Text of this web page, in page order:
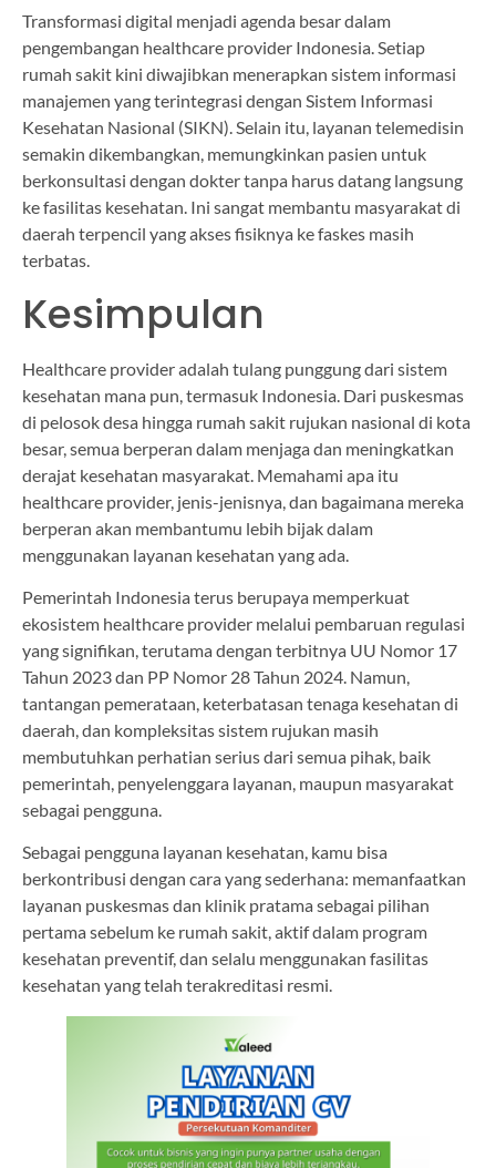
Transformasi digital menjadi agenda besar dalam
pengembangan healthcare provider Indonesia. Setiap
rumah sakit kini diwajibkan menerapkan sistem informasi
manajemen yang terintegrasi dengan Sistem Informasi
Kesehatan Nasional (SIKN). Selain itu, layanan telemedisin
semakin dikembangkan, memungkinkan pasien untuk
berkonsultasi dengan dokter tanpa harus datang langsung
ke fasilitas kesehatan. Ini sangat membantu masyarakat di
daerah terpencil yang akses fisiknya ke faskes masih
terbatas.
Kesimpulan
Healthcare provider adalah tulang punggung dari sistem
kesehatan mana pun, termasuk Indonesia. Dari puskesmas
di pelosok desa hingga rumah sakit rujukan nasional di kota
besar, semua berperan dalam menjaga dan meningkatkan
derajat kesehatan masyarakat. Memahami apa itu
healthcare provider, jenis-jenisnya, dan bagaimana mereka
berperan akan membantumu lebih bijak dalam
menggunakan layanan kesehatan yang ada.
Pemerintah Indonesia terus berupaya memperkuat
ekosistem healthcare provider melalui pembaruan regulasi
yang signifikan, terutama dengan terbitnya UU Nomor 17
Tahun 2023 dan PP Nomor 28 Tahun 2024. Namun,
tantangan pemerataan, keterbatasan tenaga kesehatan di
daerah, dan kompleksitas sistem rujukan masih
membutuhkan perhatian serius dari semua pihak, baik
pemerintah, penyelenggara layanan, maupun masyarakat
sebagai pengguna.
Sebagai pengguna layanan kesehatan, kamu bisa
berkontribusi dengan cara yang sederhana: memanfaatkan
layanan puskesmas dan klinik pratama sebagai pilihan
pertama sebelum ke rumah sakit, aktif dalam program
kesehatan preventif, dan selalu menggunakan fasilitas
kesehatan yang telah terakreditasi resmi.